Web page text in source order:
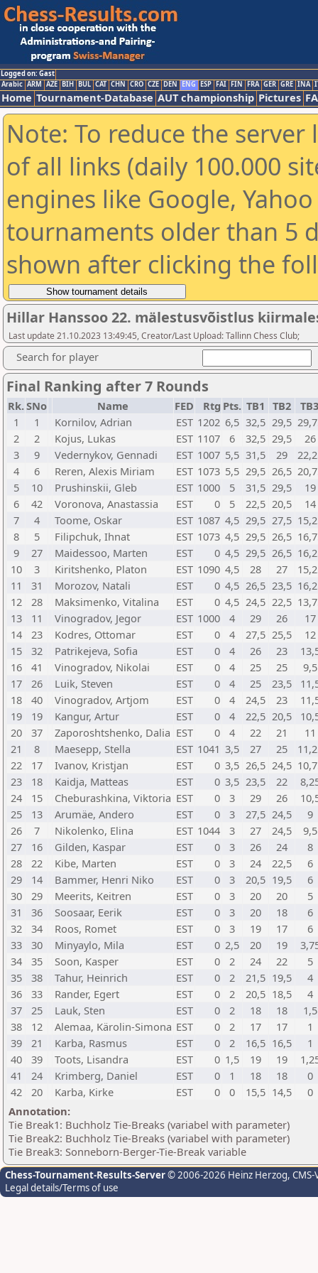
Logged on: Gast
Arabic ARM AZE BIH BUL CAT CHN CRO CZE DEN ENG ESP FAI FIN FRA GER GRE INA
Home Tournament-Database AUT championship Pictures
Note: To reduce the
of all links (daily 100.000
engines like Google,
tournaments older than 5
shown after clicking the
Hillar Hanssoo 22. mälestusvõistlus
Last update 21.10.2023 13:49:45, Creator/Last Upload: Tallinn Chess Club;
Search for player
Final Ranking after 7 Rounds
Rk.SNo Name FED Rtg Pts. TB1 TB2
1
1 Kornilov, Adrian EST 1202 6,5 32,5 29,5
2
2 Kojus, Lukas EST 1107 6 32,5 29,5
26
3
9 Vedernykov, Gennadi EST 1007 5,5 31,5 29
4
6 Reren, Alexis Miriam EST 1073 5,5 29,5 26,5
5
10 Prushinskii, Gleb EST 1000 5 31,5 29,5
19
6
42 Voronova, Anastassia EST 0 5 22,5 20,5
14
7
4 Toome, Oskar EST 1087 4,5 29,5 27,5
8
5 Filipchuk, Ihnat EST 1073 4,5 29,5 26,5
9
27 Maidessoo, Marten EST 0 4,5 29,5 26,5
10
3 Kiritshenko, Platon EST 1090 4,5 28 27
11
31 Morozov, Natali EST 0 4,5 26,5 23,5
12
28 Maksimenko, Vitalina EST 0 4,5 24,5 22,5
13
11 Vinogradov, Jegor EST 1000 4 29 26
17
14
23 Kodres, Ottomar EST 0 4 27,5 25,5
12
15
32 Patrikejeva, Sofia EST 0 4 26 23
16
41 Vinogradov, Nikolai EST 0 4 25 25
9,5
17
26 Luik, Steven EST 0 4 25 23,5
18
40 Vinogradov, Artjom EST 0 4 24,5 23
19
19 Kangur, Artur EST 0 4 22,5 20,5
20
37 Zaporoshtshenko, Dalia EST 0 4 22 21
11
21
8 Maesepp, Stella EST 1041 3,5 27 25
22
17 Ivanov, Kristjan EST 0 3,5 26,5 24,5
23
18 Kaidja, Matteas EST 0 3,5 23,5 22
24
15 Cheburashkina, Viktoria EST 0 3 29 26
25
13 Arumäe, Andero EST 0 3 27,5 24,5
9
26
7 Nikolenko, Elina EST 1044 3 27 24,5
9,5
27
16 Gilden, Kaspar EST 0 3 26 24
8
28
22 Kibe, Marten EST 0 3 24 22,5
6
29
14 Bammer, Henri Niko EST 0 3 20,5 19,5
6
30
29 Meerits, Keitren EST 0 3 20 20
5
31
36 Soosaar, Eerik EST 0 3 20 18
6
32
34 Roos, Romet EST 0 3 19 17
6
33
30 Minyaylo, Mila EST 0 2,5 20 19
34
35 Soon, Kasper EST 0 2 24 22
5
35
38 Tahur, Heinrich EST 0 2 21,5 19,5
4
36
33 Rander, Egert EST 0 2 20,5 18,5
4
37
25 Lauk, Sten EST 0 2 18 18
1,5
38
12 Alemaa, Kärolin-Simona EST 0 2 17 17
1
39
21 Karba, Rasmus EST 0 2 16,5 16,5
1
40
39 Toots, Lisandra EST 0 1,5 19 19
41
24 Krimberg, Daniel EST 0 1 18 18
0
42
20 Karba, Kirke EST 0 0 15,5 14,5
0
Annotation:
Tie Break1: Buchholz Tie-Breaks (variabel with parameter)
Tie Break2: Buchholz Tie-Breaks (variabel with parameter)
Tie Break3: Sonneborn-Berger-Tie-Break variable
Chess-Tournament-Results-Server© 2006-2026 Heinz Herzog,
Legal details/Terms of use